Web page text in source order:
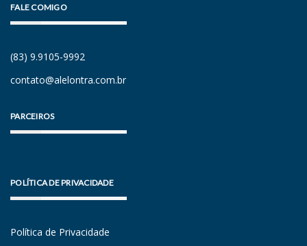
FALE COMIGO
(83) 9.9105-9992
contato@alelontra.com.br
PARCEIROS
POLÍTICA DE PRIVACIDADE
Política de Privacidade